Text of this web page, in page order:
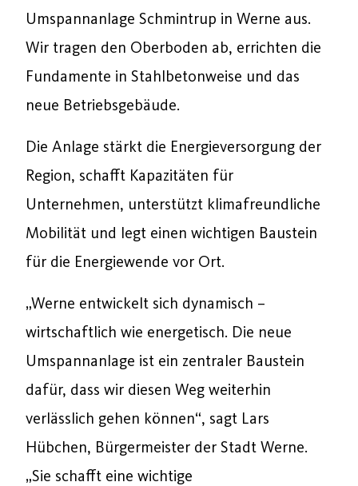
Umspannanlage Schmintrup in Werne aus.
Wir tragen den Oberboden ab, errichten die
Fundamente in Stahlbetonweise und das
neue Betriebsgebäude.
Die Anlage stärkt die Energieversorgung der
Region, schafft Kapazitäten für
Unternehmen, unterstützt klimafreundliche
Mobilität und legt einen wichtigen Baustein
für die Energiewende vor Ort.
„Werne entwickelt sich dynamisch –
wirtschaftlich wie energetisch. Die neue
Umspannanlage ist ein zentraler Baustein
dafür, dass wir diesen Weg weiterhin
verlässlich gehen können“, sagt Lars
Hübchen, Bürgermeister der Stadt Werne.
„Sie schafft eine wichtige